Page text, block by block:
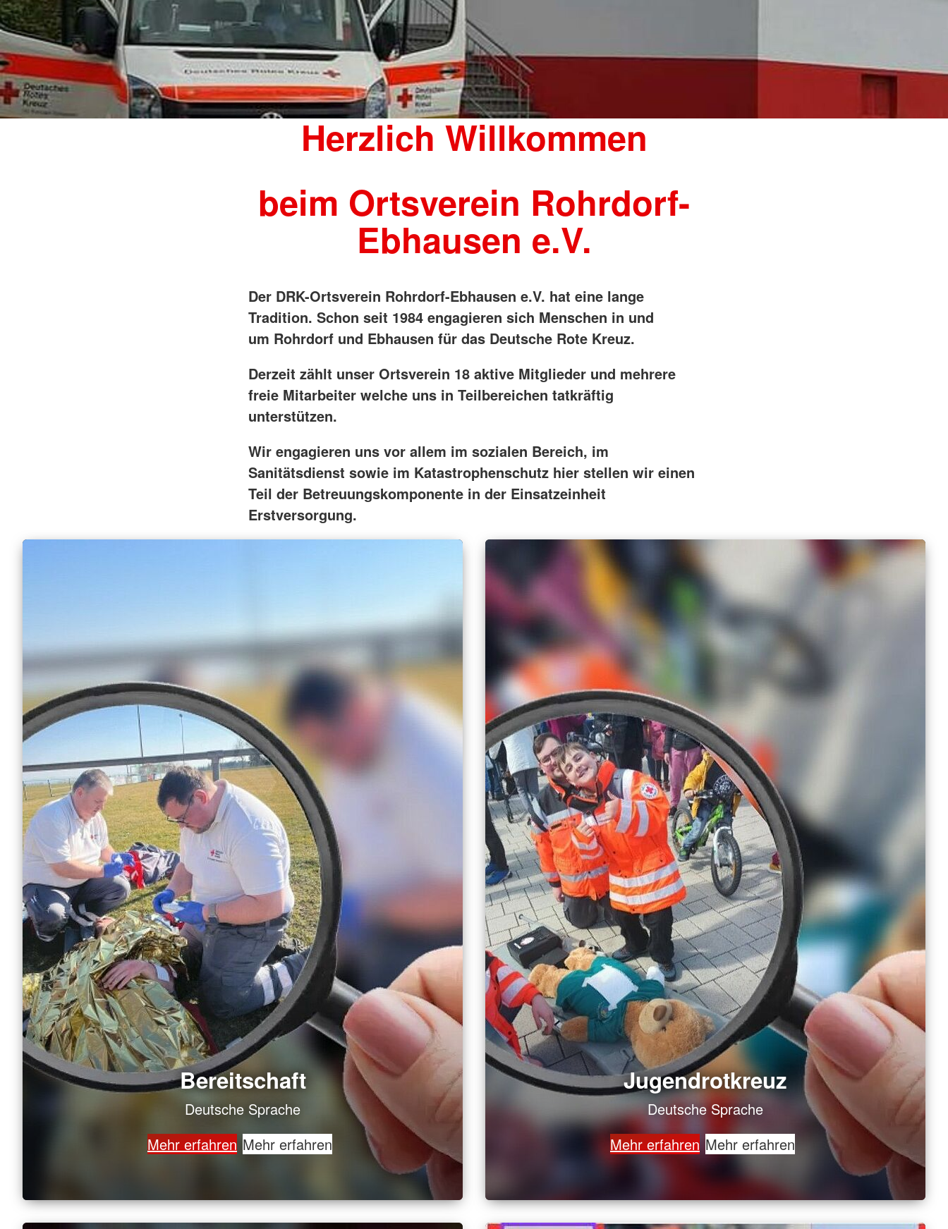
Engagement Feste
Herzlich Willkommen
beim Ortsverein Rohrdorf-
Ebhausen e.V.
Der DRK-Ortsverein Rohrdorf-Ebhausen e.V. hat eine lange
Tradition. Schon seit 1984 engagieren sich Menschen in und
um Rohrdorf und Ebhausen für das Deutsche Rote Kreuz.
Derzeit zählt unser Ortsverein 18 aktive Mitglieder und mehrere
freie Mitarbeiter welche uns in Teilbereichen tatkräftig
unterstützen.
Wir engagieren uns vor allem im sozialen Bereich, im
Sanitätsdienst sowie im Katastrophenschutz hier stellen wir einen
Teil der Betreuungskomponente in der Einsatzeinheit
Erstversorgung.
Bereitschaft
Deutsche Sprache
Mehr erfahren Mehr erfahren
Jugendrotkreuz
Deutsche Sprache
Mehr erfahren Mehr erfahren